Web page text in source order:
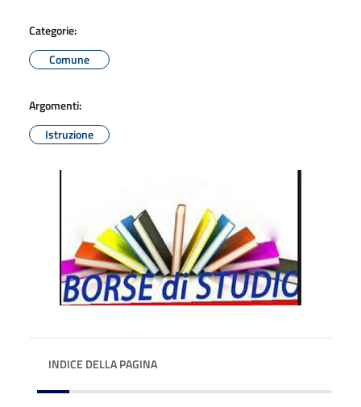
Categorie:
Comune
Argomenti:
Istruzione
INDICE DELLA PAGINA